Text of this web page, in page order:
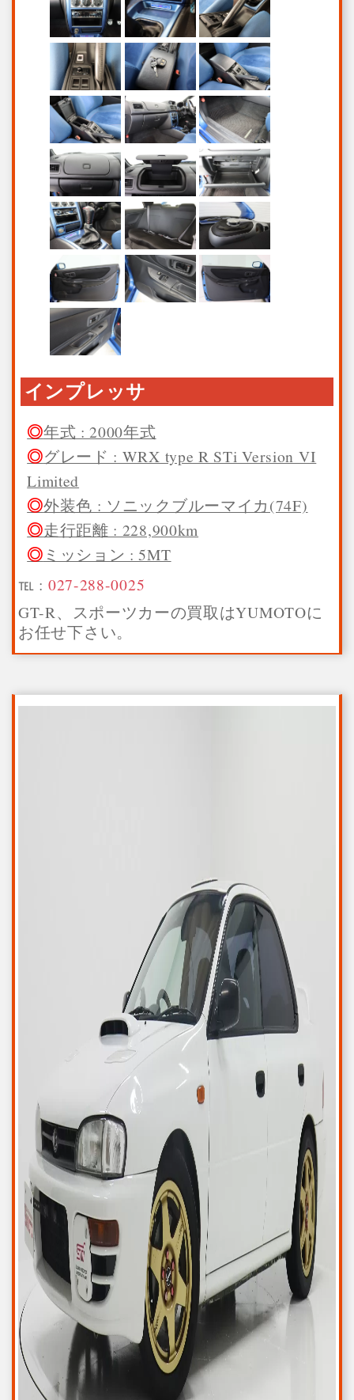
インプレッサ
年式 : 2000年式
グレード : WRX type R STi Version VI
Limited
外装色 : ソニックブルーマイカ(74F)
走行距離 : 228,900km
ミッション : 5MT
℡ : 027-288-0025
GT-R、スポーツカーの買取はYUMOTOに
お任せ下さい。